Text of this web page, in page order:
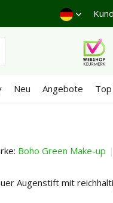
Schönen Freitag.
Neu Angebote
Boho Green Make-up
Augenstift mit